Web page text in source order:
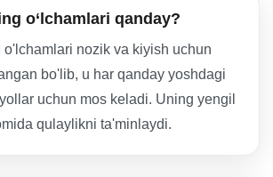
o‘lchamlari qanday?
nozik va kiyish uchun
bo'lib, u har qanday yoshdagi
uchun mos keladi. Uning yengil
qulaylikni ta'minlaydi.